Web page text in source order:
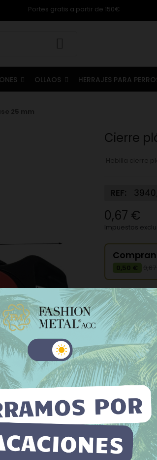
Portes gratis a partir de 150€
OLLAOS HERRAJES PARA
Cierre
REF:
0,67 €
Impuestos
0,50 €
Color:Negro
− +
Añadir a la
La cantidad
propias y de terceros para mejorar
publicidad relacionada con sus
el análisis de sus hábitos de navegación. Para
sobre su uso pulse el botón Acepto.
cookies